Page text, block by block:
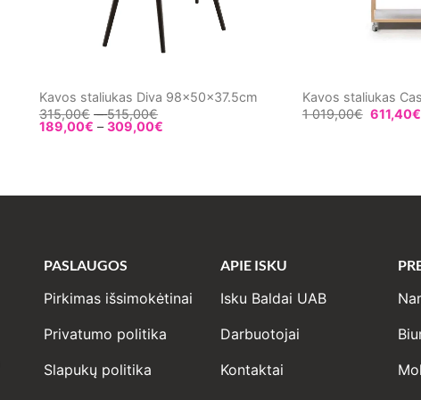
Kavos staliukas Diva 98x50x37.5cm
315,00€ – 515,00€
range:
189,00€ – 309,00€Price
Kavos staliukas
1 019,00€ 611,40€
PASLAUGOS
Pirkimas išsimokėtinai
Privatumo politika
Slapukų politika
APIE ISKU
Isku Baldai UAB
Darbuotojai
Kontaktai